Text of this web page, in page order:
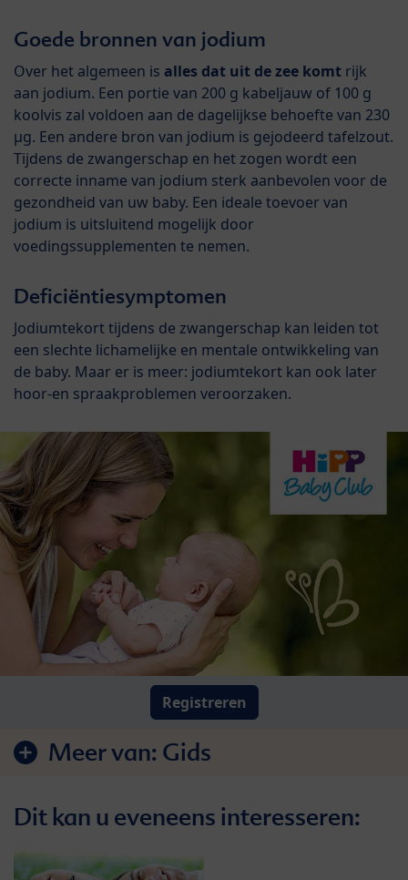
Goede bronnen van jodium
Over het algemeen is alles dat uit de zee komt rijk
aan jodium. Een portie van 200 g kabeljauw of 100 g
koolvis zal voldoen aan de dagelijkse behoefte van 230
µg. Een andere bron van jodium is gejodeerd tafelzout.
Tijdens de zwangerschap en het zogen wordt een
correcte inname van jodium sterk aanbevolen voor de
gezondheid van uw baby. Een ideale toevoer van
jodium is uitsluitend mogelijk door
voedingssupplementen te nemen.
Deficiëntiesymptomen
Jodiumtekort tijdens de zwangerschap kan leiden tot
een slechte lichamelijke en mentale ontwikkeling van
de baby. Maar er is meer: jodiumtekort kan ook later
hoor-en spraakproblemen veroorzaken.
Registreren
Meer van: Gids
Dit kan u eveneens interesseren: